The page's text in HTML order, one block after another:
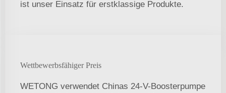
ist unser Einsatz für erstklassige Produkte.
Wettbewerbsfähiger Preis
WETONG verwendet Chinas 24-V-Boosterpumpe